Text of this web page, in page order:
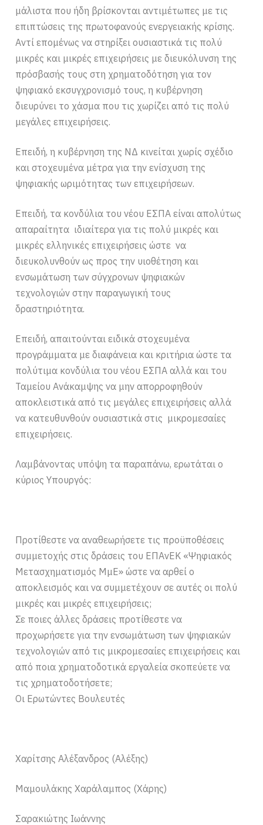
μάλιστα που ήδη βρίσκονται αντιμέτωπες με τις
επιπτώσεις της πρωτοφανούς ενεργειακής κρίσης.
Αντί επομένως να στηρίξει ουσιαστικά τις πολύ
μικρές και μικρές επιχειρήσεις με διευκόλυνση της
πρόσβασής τους στη χρηματοδότηση για τον
ψηφιακό εκσυγχρονισμό τους, η κυβέρνηση
διευρύνει το χάσμα που τις χωρίζει από τις πολύ
μεγάλες επιχειρήσεις.
Επειδή, η κυβέρνηση της ΝΔ κινείται χωρίς σχέδιο
και στοχευμένα μέτρα για την ενίσχυση της
ψηφιακής ωριμότητας των επιχειρήσεων.
Επειδή, τα κονδύλια του νέου ΕΣΠΑ είναι απολύτως
απαραίτητα ιδιαίτερα για τις πολύ μικρές και
μικρές ελληνικές επιχειρήσεις ώστε να
διευκολυνθούν ως προς την υιοθέτηση και
ενσωμάτωση των σύγχρονων ψηφιακών
τεχνολογιών στην παραγωγική τους
δραστηριότητα.
Επειδή, απαιτούνται ειδικά στοχευμένα
προγράμματα με διαφάνεια και κριτήρια ώστε τα
πολύτιμα κονδύλια του νέου ΕΣΠΑ αλλά και του
Ταμείου Ανάκαμψης να μην απορροφηθούν
αποκλειστικά από τις μεγάλες επιχειρήσεις αλλά
να κατευθυνθούν ουσιαστικά στις μικρομεσαίες
επιχειρήσεις.
Λαμβάνοντας υπόψη τα παραπάνω, ερωτάται ο
κύριος Υπουργός:
Προτίθεστε να αναθεωρήσετε τις προϋποθέσεις
συμμετοχής στις δράσεις του ΕΠΑνΕΚ «Ψηφιακός
Μετασχηματισμός ΜμΕ» ώστε να αρθεί ο
αποκλεισμός και να συμμετέχουν σε αυτές οι πολύ
μικρές και μικρές επιχειρήσεις;
Σε ποιες άλλες δράσεις προτίθεστε να
προχωρήσετε για την ενσωμάτωση των ψηφιακών
τεχνολογιών από τις μικρομεσαίες επιχειρήσεις και
από ποια χρηματοδοτικά εργαλεία σκοπεύετε να
τις χρηματοδοτήσετε;
Οι Ερωτώντες Βουλευτές
Χαρίτσης Αλέξανδρος (Αλέξης)
Μαμουλάκης Χαράλαμπος (Χάρης)
Σαρακιώτης Ιωάννης